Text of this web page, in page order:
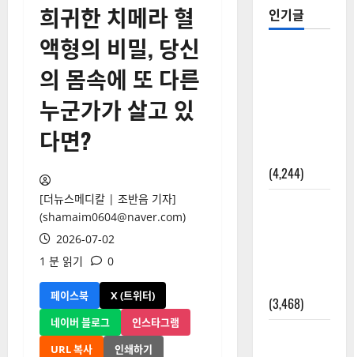
희귀한 치메라 혈
액형의 비밀, 당신
의 몸속에 또 다른
누군가가 살고 있
다면?
[더뉴스메디칼 | 조반음 기자]
(shamaim0604@naver.com)
2026-07-02
1 분 읽기
0
페이스북
X (트위터)
네이버 블로그
인스타그램
URL 복사
인쇄하기
인기글
(4,244)
(3,468)